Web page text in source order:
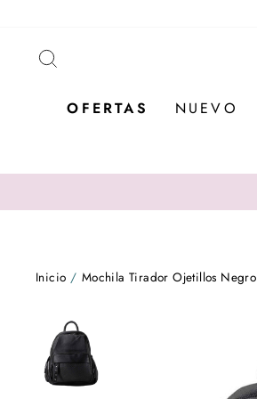
OFERTAS NUEVO
Inicio / Mochila Tirador Ojetillos Negro